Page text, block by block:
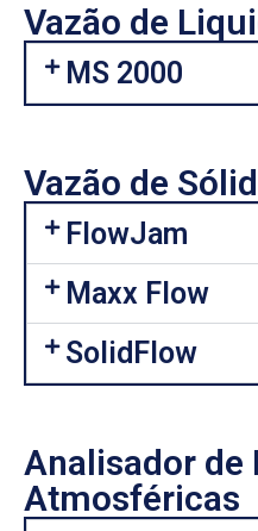
Vazão de
MS 2000
Vazão de
FlowJam
Maxx Flow
SolidFlow
Analisador de
Atmosféricas